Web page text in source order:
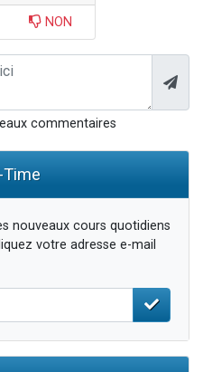
NON
commentaires
nouveaux cours quotidiens
votre adresse e-mail